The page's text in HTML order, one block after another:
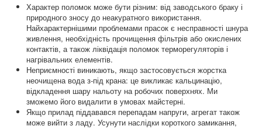
Характер поломок може бути різним: від заводського браку і
природного зносу до неакуратного використання.
Найхарактернішими проблемами прасок є несправності шнура
живлення, необхідність прочищення фільтрів або окислених
контактів, а також ліквідація поломок терморегуляторів і
нагрівальних елементів.
Неприємності виникають, якщо застосовується жорстка
неочищена вода з-під крана: це викликає кальцинацію,
відкладення шару нальоту на робочих поверхнях. Ми
зможемо його видалити в умовах майстерні.
Якщо прилад піддавався перепадам напруги, агрегат також
може вийти з ладу. Усунути наслідки короткого замикання,